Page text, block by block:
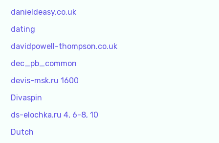
danieldeasy.co.uk
dating
davidpowell-thompson.co.uk
dec_pb_common
devis-msk.ru 1600
Divaspin
ds-elochka.ru 4, 6-8, 10
Dutch